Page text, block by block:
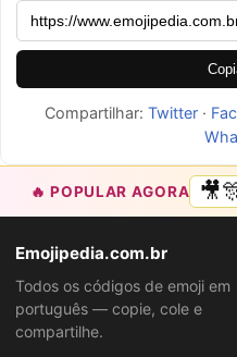
Compartilhar: Twitter·
🔥 POPULAR AGORA
Emojipedia.com.br
Todos os códigos de emoji em
português — copie, cole e
compartilhe.